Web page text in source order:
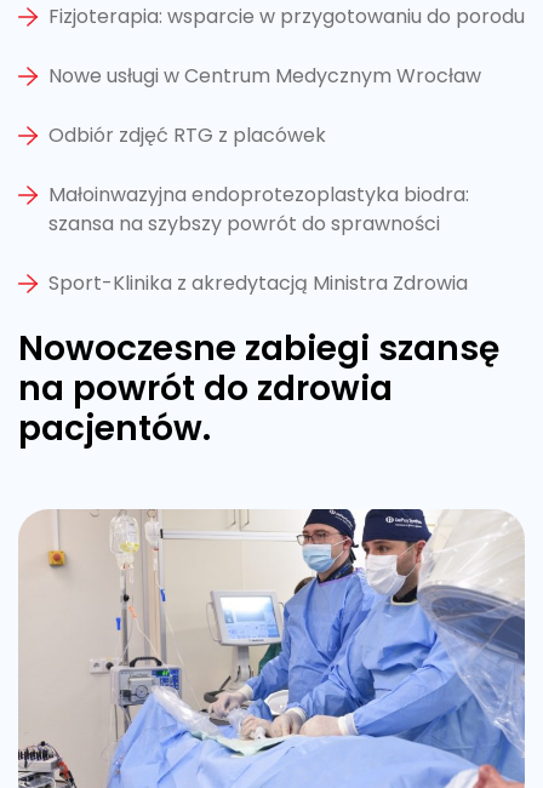
Fizjoterapia: wsparcie w przygotowaniu do porodu
Nowe usługi w Centrum Medycznym Wrocław
Odbiór zdjęć RTG z placówek
Małoinwazyjna endoprotezoplastyka biodra:
szansa na szybszy powrót do sprawności
Sport-Klinika z akredytacją Ministra Zdrowia
Nowoczesne zabiegi szansę
na powrót do zdrowia
pacjentów.